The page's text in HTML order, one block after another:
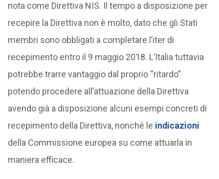
nota come Direttiva NIS. Il tempo a disposizione per
recepire la Direttiva non è molto, dato che gli Stati
membri sono obbligati a completare l’iter di
recepimento entro il 9 maggio 2018. L’Italia tuttavia
potrebbe trarre vantaggio dal proprio “ritardo”
potendo procedere all’attuazione della Direttiva
avendo già a disposizione alcuni esempi concreti di
recepimento della Direttiva, nonché le indicazioni
della Commissione europea su come attuarla in
maniera efficace.